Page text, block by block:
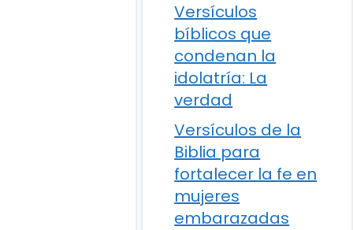
Versículos
bíblicos que
condenan la
idolatría: La
verdad
Versículos de la
Biblia para
fortalecer la fe en
mujeres
embarazadas